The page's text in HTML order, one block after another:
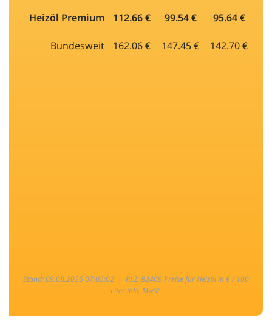
Heizöl Premium 112.66 € 99.54 € 95.64 €
Bundesweit 162.06 € 147.45 € 142.70 €
Stand: 09.08.2026 07:05:02 | PLZ: 82409 Preise für Heizöl in € / 100
Liter inkl. MwSt.